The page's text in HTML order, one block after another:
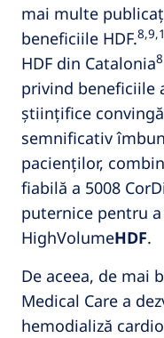
mai multe
beneficiile HDF.
HDF din Catalonia8
privind beneficiile
științifice
semnificativ
pacienților,
fiabilă a 5008
puternice pentru
HighVolumeHDF.
De aceea, de mai
Medical Care a
hemodializă